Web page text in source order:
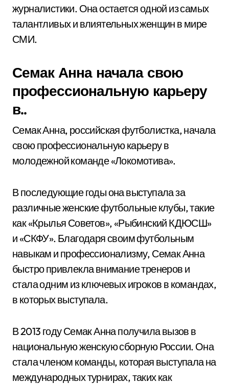
журналистики. Она остается одной из самых
талантливых и влиятельных женщин в мире
СМИ.
Семак Анна начала свою
профессиональную карьеру
в..
Семак Анна, российская футболистка, начала
свою профессиональную карьеру в
молодежной команде «Локомотива».
В последующие годы она выступала за
различные женские футбольные клубы, такие
как «Крылья Советов», «Рыбинский КДЮСШ»
и «СКФУ». Благодаря своим футбольным
навыкам и профессионализму, Семак Анна
быстро привлекла внимание тренеров и
стала одним из ключевых игроков в командах,
в которых выступала.
В 2013 году Семак Анна получила вызов в
национальную женскую сборную России. Она
стала членом команды, которая выступала на
международных турнирах, таких как